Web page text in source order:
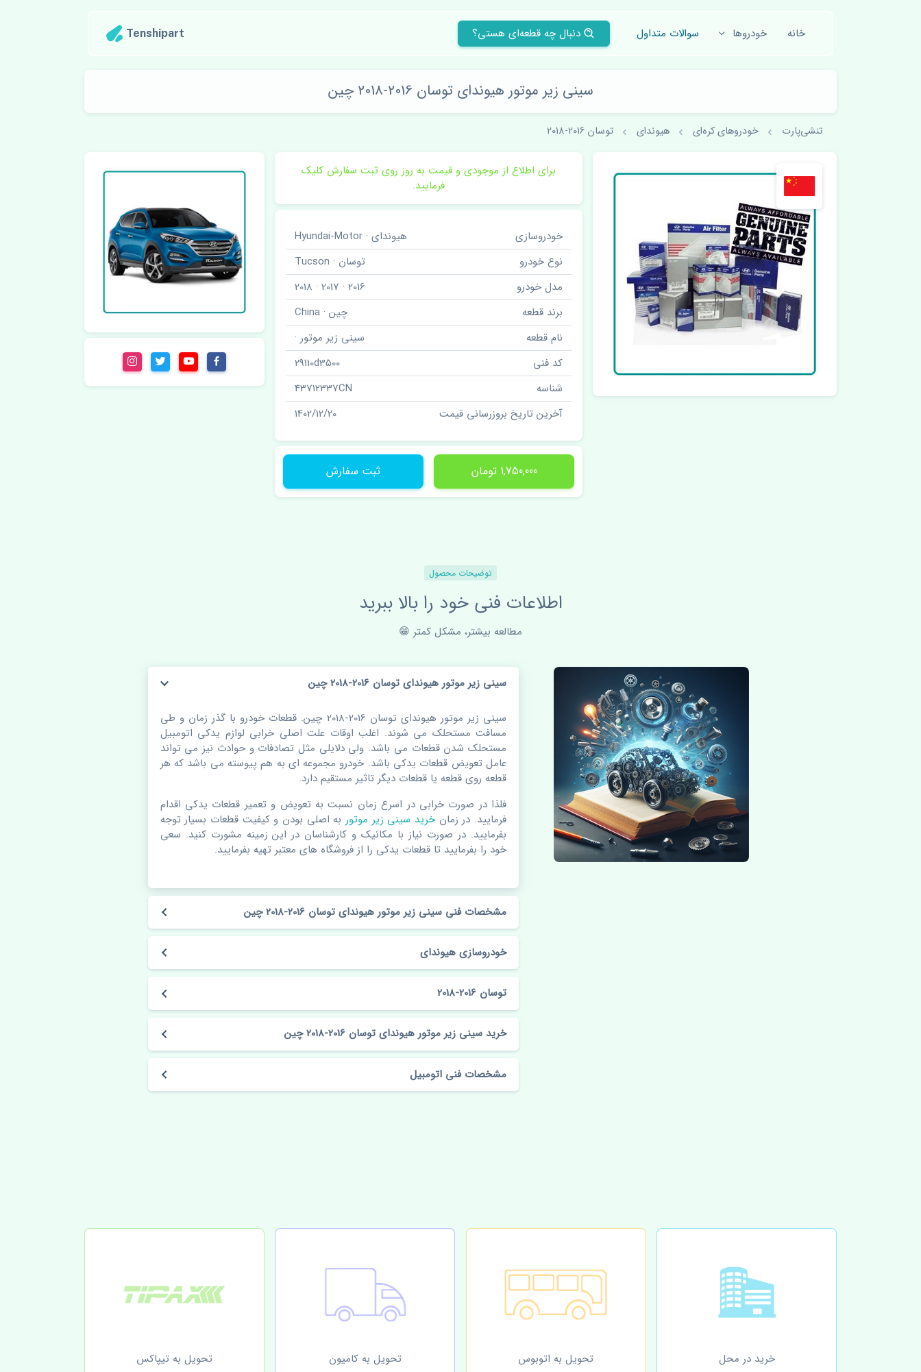
خانه خودروها سوالات متداول دنبال چه قطعه‌ای هستی؟ Tenshipart
سینی زیر موتور هیوندای توسان 2016-2018 چین
تنشی‌پارت خودروهای کره‌ای هیوندای توسان 2016-2018
برای اطلاع از موجودی و قیمت به روز روی ثبت سفارش کلیک
فرمایید.
خودروسازی
هیوندای · Hyundai-Motor
نوع خودرو
توسان · Tucson
مدل خودرو
2016 · 2017 · 2018
برند قطعه
چین · China
نام قطعه
سینی زیر موتور ·
کد فنی
29110d3500
شناسه
43712337CN
آخرین تاریخ بروزرسانی قیمت
1402/12/20
1,750,000 تومان ثبت سفارش
توضیحات محصول
اطلاعات فنی خود را بالا ببرید
مطالعه بیشتر، مشکل کمتر 😁
سینی زیر موتور هیوندای توسان 2016-2018 چین
سینی زیر موتور هیوندای توسان 2016-2018 چین. قطعات خودرو با گذر زمان و طی
مسافت مستحلک می شوند. اغلب اوقات علت اصلی خرابی لوازم یدکی اتومبیل
مستحلک شدن قطعات می باشد. ولی دلایلی مثل تصادفات و حوادث نیز می تواند
عامل تعویض قطعات یدکی باشد. خودرو مجموعه ای به هم پیوسته می باشد که هر
قطعه روی قطعه یا قطعات دیگر تاثیر مستقیم دارد.
فلذا در صورت خرابی در اسرع زمان نسبت به تعویض و تعمیر قطعات یدکی اقدام
فرمایید. در زمان خرید سینی زیر موتور به اصلی بودن و کیفیت قطعات بسیار توجه
بفرمایید. در صورت نیاز با مکانیک و کارشناسان در این زمینه مشورت کنید. سعی
خود را بفرمایید تا قطعات یدکی را از فروشگاه های معتبر تهیه بفرمایید.
مشخصات فنی سینی زیر موتور هیوندای توسان 2016-2018 چین
خودروسازی هیوندای
توسان 2016-2018
خرید سینی زیر موتور هیوندای توسان 2016-2018 چین
مشخصات فنی اتومبیل
خرید در محل تحویل به اتوبوس تحویل به کامیون تحویل به تیپاکس